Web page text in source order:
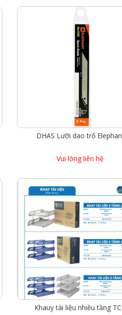
DHAS Lưỡi dao trổ
Vui lòng liên hệ
Khauy tài liệu nhiều tầng